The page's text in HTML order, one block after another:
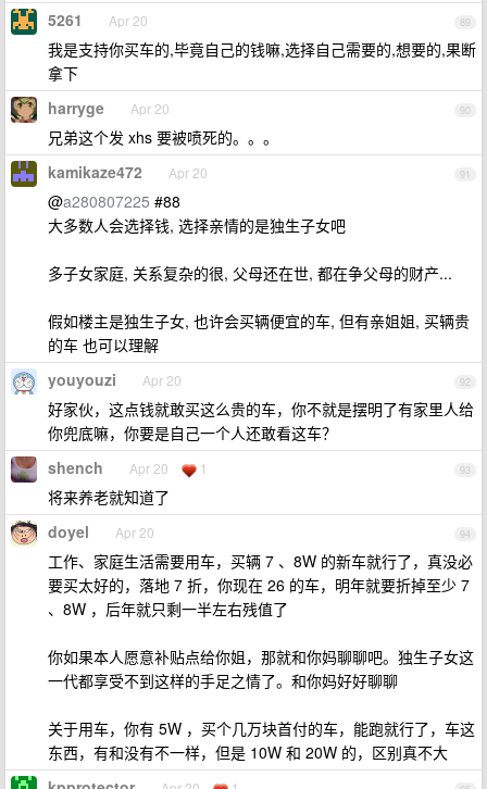
89
5261 Apr 20
我是支持你买车的,毕竟自己的钱嘛,选择自己需要的,想要的,果断
拿下
90
harryge Apr 20
兄弟这个发 xhs 要被喷死的。。。
91
kamikaze472 Apr 20
@a280807225 #88
大多数人会选择钱, 选择亲情的是独生子女吧
多子女家庭, 关系复杂的很, 父母还在世, 都在争父母的财产...
假如楼主是独生子女, 也许会买辆便宜的车, 但有亲姐姐, 买辆贵
的车 也可以理解
92
youyouzi Apr 20
好家伙，这点钱就敢买这么贵的车，你不就是摆明了有家里人给
你兜底嘛，你要是自己一个人还敢看这车？
93
shench Apr 20 1
将来养老就知道了
94
doyel Apr 20
工作、家庭生活需要用车，买辆 7 、8W 的新车就行了，真没必
要买太好的，落地 7 折，你现在 26 的车，明年就要折掉至少 7
、8W ，后年就只剩一半左右残值了
你如果本人愿意补贴点给你姐，那就和你妈聊聊吧。独生子女这
一代都享受不到这样的手足之情了。和你妈好好聊聊
关于用车，你有 5W ，买个几万块首付的车，能跑就行了，车这
东西，有和没有不一样，但是 10W 和 20W 的，区别真不大